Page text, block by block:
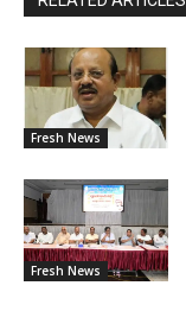
Fresh News
Fresh News